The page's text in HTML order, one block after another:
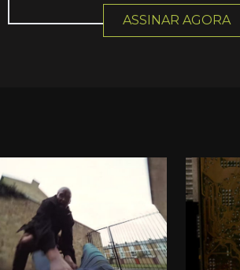
ASSINAR AGORA